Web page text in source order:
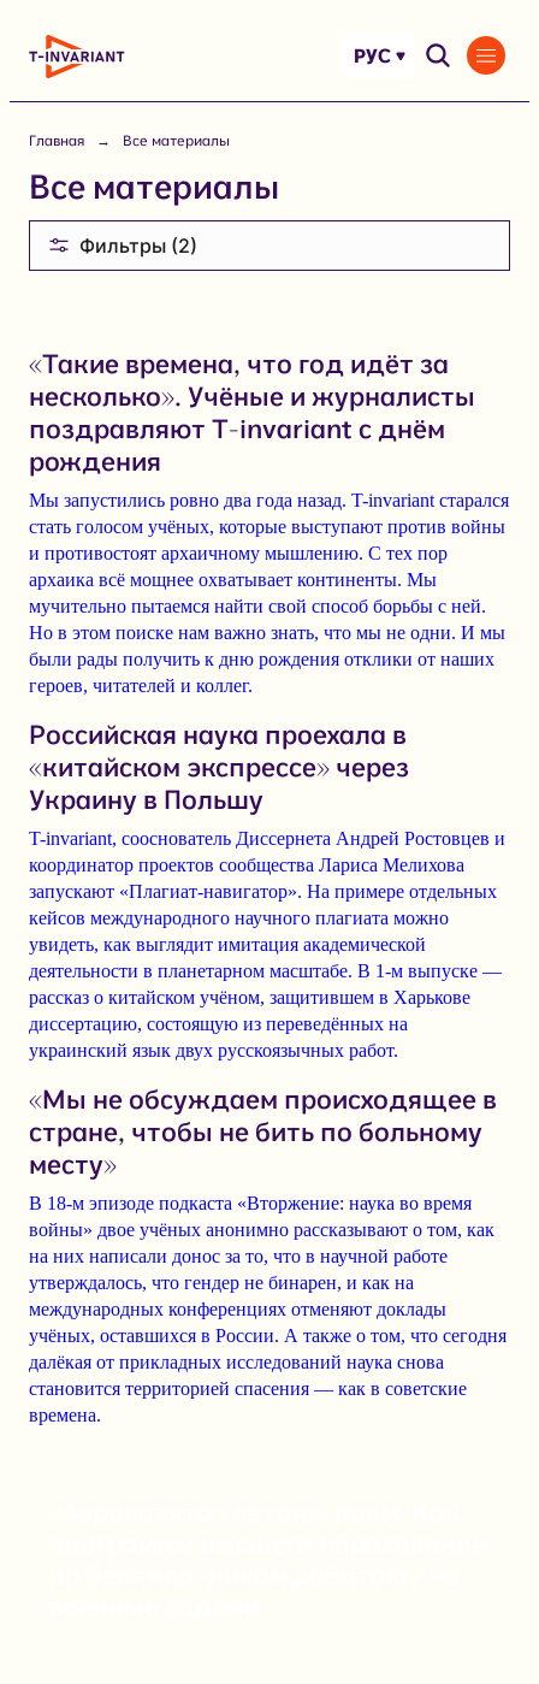
РУС
Главная Все материалы
Все материалы
Фильтры (2)
«Такие времена, что год идёт за
несколько». Учёные и журналисты
поздравляют T-invariant с днём
рождения
Мы запустились ровно два года назад. T-invariant старался
стать голосом учёных, которые выступают против войны
и противостоят архаичному мышлению. С тех пор
архаика всё мощнее охватывает континенты. Мы
мучительно пытаемся найти свой способ борьбы с ней.
Но в этом поиске нам важно знать, что мы не одни. И мы
были рады получить к дню рождения отклики от наших
героев, читателей и коллег.
Российская наука проехала в
«китайском экспрессе» через
Украину в Польшу
T-invariant, сооснователь Диссернета Андрей Ростовцев и
координатор проектов сообщества Лариса Мелихова
запускают «Плагиат-навигатор». На примере отдельных
кейсов международного научного плагиата можно
увидеть, как выглядит имитация академической
деятельности в планетарном масштабе. В 1-м выпуске —
рассказ о китайском учёном, защитившем в Харькове
диссертацию, состоящую из переведённых на
украинский язык двух русскоязычных работ.
«Мы не обсуждаем происходящее в
стране, чтобы не бить по больному
месту»
В 18-м эпизоде подкаста «Вторжение: наука во время
войны» двое учёных анонимно рассказывают о том, как
на них написали донос за то, что в научной работе
утверждалось, что гендер не бинарен, и как на
международных конференциях отменяют доклады
учёных, оставшихся в России. А также о том, что сегодня
далёкая от прикладных исследований наука снова
становится территорией спасения — как в советские
времена.